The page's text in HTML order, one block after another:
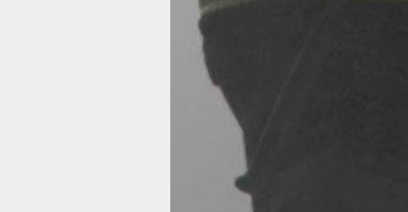
районов сохраняется IV класс
опасности. Спасатели дважды
на последствия ДТП. Сегодня в
столице облачно с дождём и до +17
градусов.
Читайте нас в соцсетях:
Одноклассники,
Яндекс.Дзен
Как вам материал?
Грустно